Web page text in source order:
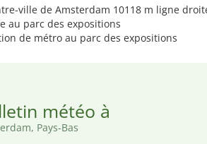
ville de Amsterdam 10118 m ligne
au parc des expositions
de métro au parc des expositions
météo à
Pays-Bas